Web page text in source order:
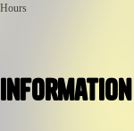
Hours
Information